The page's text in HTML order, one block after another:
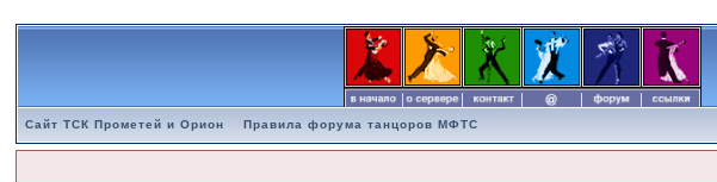
Сайт ТСК Прометей и Орион Правила форума танцоров МФТС